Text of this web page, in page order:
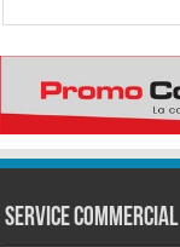
Service commercial